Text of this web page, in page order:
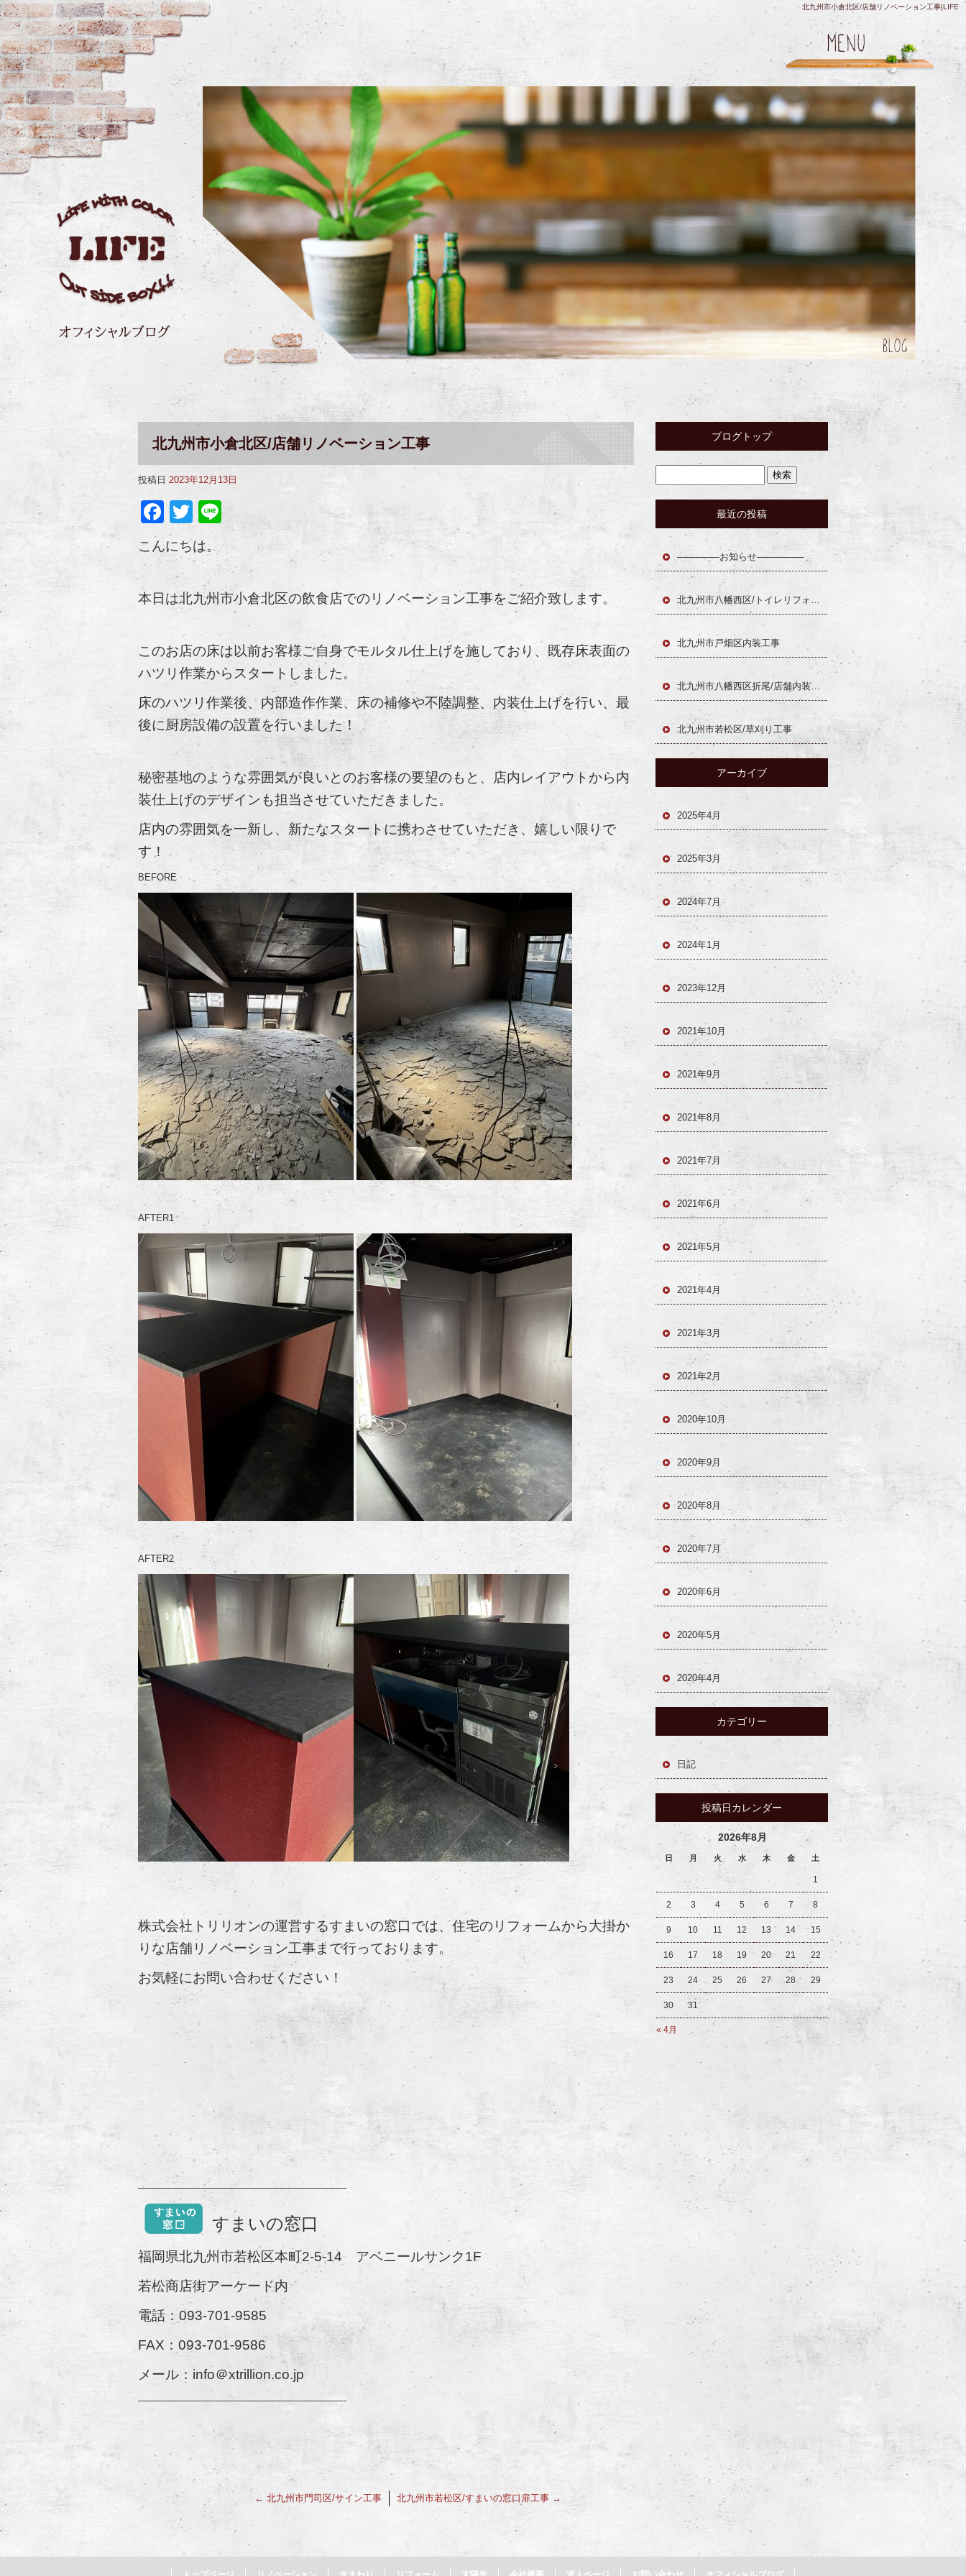
北九州市小倉北区/店舗リノベーション工事|LIFE
北九州市小倉北区/店舗リノベーション工事
投稿日 2023年12月13日
Facebook
Twitter
Line
こんにちは。
本日は北九州市小倉北区の飲食店でのリノベーション工事をご紹介致します。
このお店の床は以前お客様ご自身でモルタル仕上げを施しており、既存床表面の
ハツリ作業からスタートしました。
床のハツリ作業後、内部造作作業、床の補修や不陸調整、内装仕上げを行い、最
後に厨房設備の設置を行いました！
秘密基地のような雰囲気が良いとのお客様の要望のもと、店内レイアウトから内
装仕上げのデザインも担当させていただきました。
店内の雰囲気を一新し、新たなスタートに携わさせていただき、嬉しい限りで
す！
BEFORE
AFTER1
AFTER2
株式会社トリリオンの運営するすまいの窓口では、住宅のリフォームから大掛か
りな店舗リノベーション工事まで行っております。
お気軽にお問い合わせください！
——————————————————————-
すまいの窓口
福岡県北九州市若松区本町2-5-14 アベニールサンク1F
若松商店街アーケード内
電話：093-701-9585
FAX：093-701-9586
メール：info＠xtrillion.co.jp
——————————————————————-
← 北九州市門司区/サイン工事 北九州市若松区/すまいの窓口扉工事 →
ブログトップ
最近の投稿
————–お知らせ—————
北九州市八幡西区/トイレリフォーム
北九州市戸畑区内装工事
北九州市八幡西区折尾/店舗内装工事
北九州市若松区/草刈り工事
アーカイブ
2025年4月
2025年3月
2024年7月
2024年1月
2023年12月
2021年10月
2021年9月
2021年8月
2021年7月
2021年6月
2021年5月
2021年4月
2021年3月
2021年2月
2020年10月
2020年9月
2020年8月
2020年7月
2020年6月
2020年5月
2020年4月
カテゴリー
日記
投稿日カレンダー
2026年8月
日 月 火 水 木 金 土
« 4月
1
2 3 4 5 6 7 8
9 10 11 12 13 14 15
16 17 18 19 20 21 22
23 24 25 26 27 28 29
30 31